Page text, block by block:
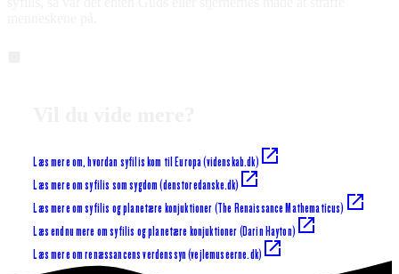
Læs mere om, hvordan syfilis kom til Europa (videnskab.dk)
Læs mere om syfilis som sygdom (denstoredanske.dk)
Læs mere om syfilis og planetære konjuktioner (The Renaissance Mathematicus)
Læs endnu mere om syfilis og planetære konjuktioner (Darin Hayton)
Læs mere om renæssancens verdenssyn (vejlemuseerne.dk)